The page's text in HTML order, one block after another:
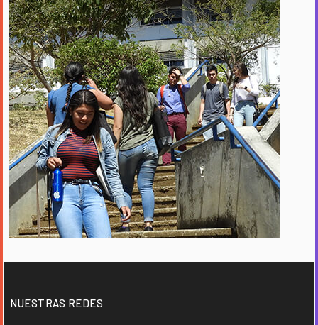
NUESTRAS REDES